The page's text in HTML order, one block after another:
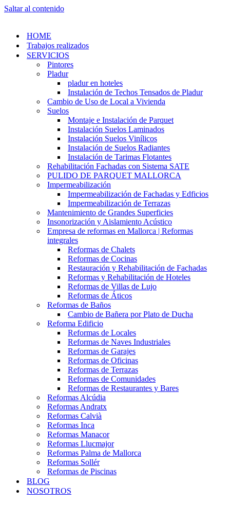
Saltar al contenido
HOME
Trabajos realizados
SERVICIOS
Pintores
Pladur
pladur en hoteles
Instalación de Techos Tensados de Pladur
Cambio de Uso de Local a Vivienda
Suelos
Montaje e Instalación de Parquet
Instalación Suelos Laminados
Instalación Suelos Vinílicos
Instalación de Suelos Radiantes
Instalación de Tarimas Flotantes
Rehabilitación Fachadas con Sistema SATE
PULIDO DE PARQUET MALLORCA
Impermeabilización
Impermeabilización de Fachadas y Edficios
Impermeabilización de Terrazas
Mantenimiento de Grandes Superficies
Insonorización y Aislamiento Acústico
Empresa de reformas en Mallorca | Reformas
integrales
Reformas de Chalets
Reformas de Cocinas
Restauración y Rehabilitación de Fachadas
Reformas y Rehabilitación de Hoteles
Reformas de Villas de Lujo
Reformas de Áticos
Reformas de Baños
Cambio de Bañera por Plato de Ducha
Reforma Edificio
Reformas de Locales
Reformas de Naves Industriales
Reformas de Garajes
Reformas de Oficinas
Reformas de Terrazas
Reformas de Comunidades
Reformas de Restaurantes y Bares
Reformas Alcúdia
Reformas Andratx
Reformas Calvià
Reformas Inca
Reformas Manacor
Reformas Llucmajor
Reformas Palma de Mallorca
Reformas Sollér
Reformas de Piscinas
BLOG
NOSOTROS